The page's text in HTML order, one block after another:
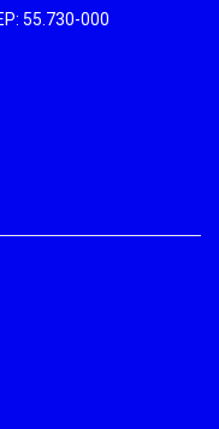
55.730-000